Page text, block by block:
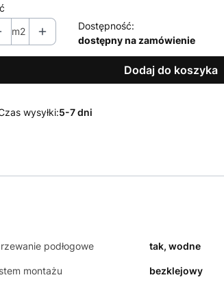
m2
Dostępność:
dostępny na zamówienie
Dodaj do koszyka
wysyłki:5-7 dni
podłogowe tak, wodne
montażu bezklejowy